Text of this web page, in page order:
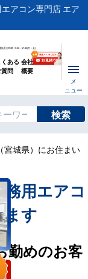
アコン専門店 エア
話受付時間 / 9:00～17:30(月～金)
くある
質問
会社
概要
メ
ニュー
検索
宮城県）にお住まい
務用エアコ
ます
勤めのお客